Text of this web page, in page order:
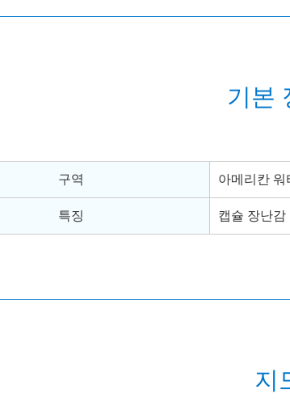
기본
구역 아메리칸 워
특징 캡슐 장난감
지